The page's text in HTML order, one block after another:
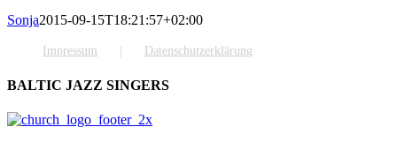
Sonja2015-09-15T18:21:57+02:00
Impressum Datenschutzerklärung
BALTIC JAZZ SINGERS